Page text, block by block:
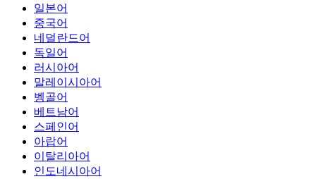
일본어
중국어
네덜란드어
독일어
러시아어
말레이시아어
벵골어
베트남어
스페인어
아랍어
이탈리아어
인도네시아어